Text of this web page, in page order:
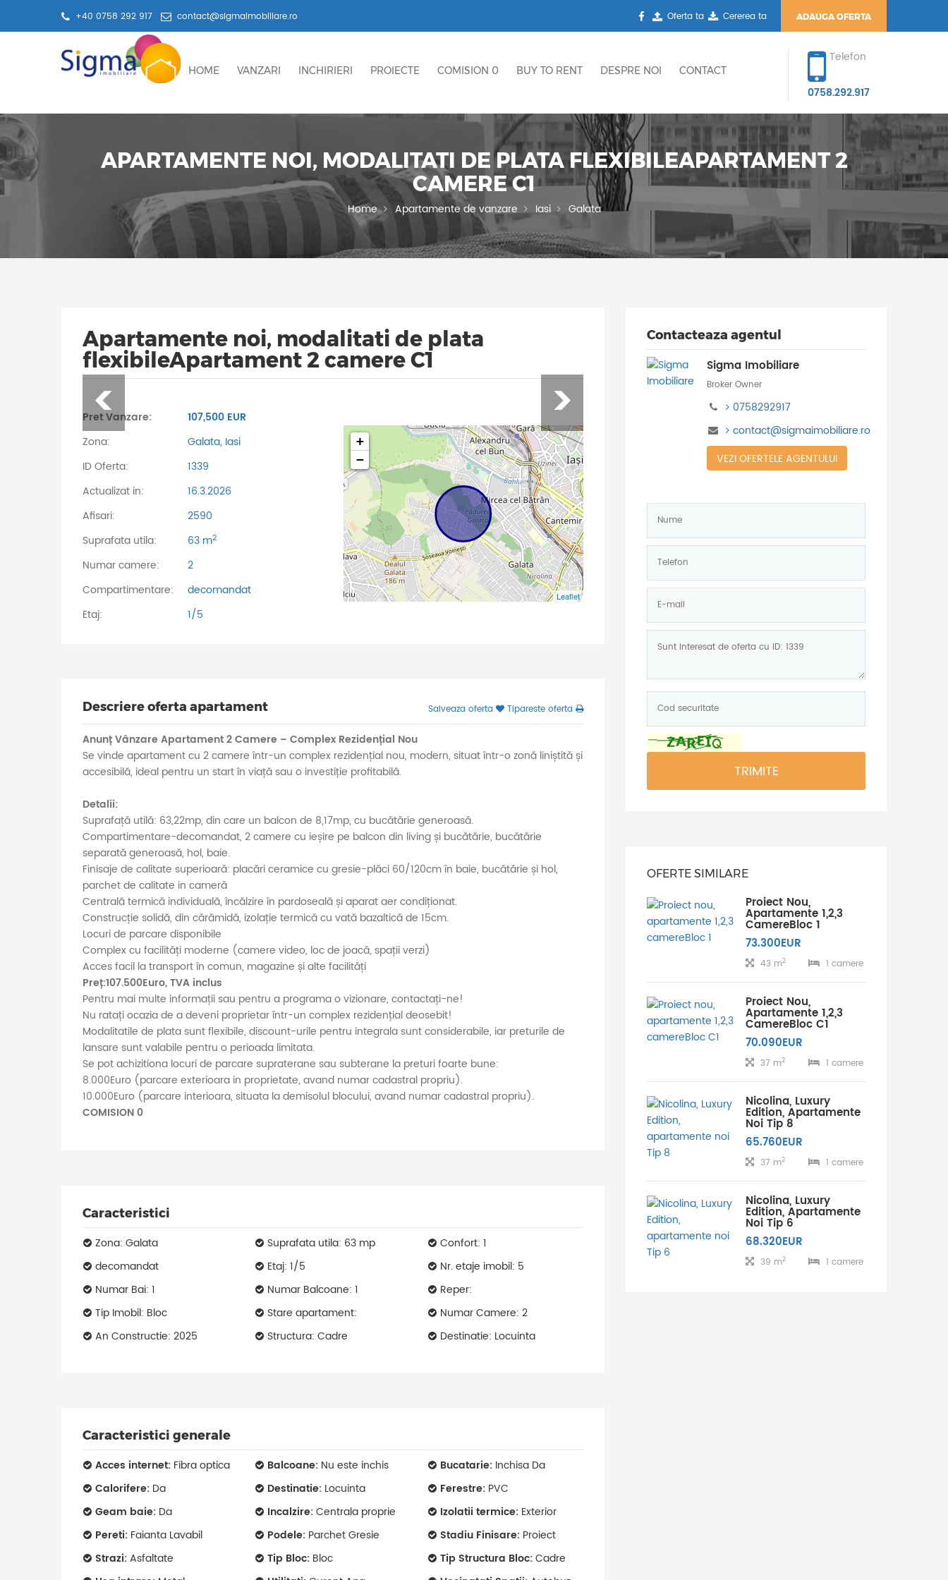
+40 0758 292 917 contact@sigmaimobiliare.ro ADAUGA OFERTA
Oferta ta Cererea ta
HOME VANZARI INCHIRIERI PROIECTE COMISION 0 BUY TO RENT DESPRE NOI CONTACT
Telefon
0758.292.917
APARTAMENTE NOI, MODALITATI DE PLATA FLEXIBILEAPARTAMENT 2
CAMERE C1
Home Apartamente de vanzare Iasi Galata
Apartamente noi, modalitati de plata
flexibileApartament 2 camere C1
Pret Vanzare:
107,500 EUR
Zona:
Galata, Iasi
ID Oferta:
1339
Actualizat in:
16.3.2026
Afisari:
2590
Suprafata utila:
63 m2
Numar camere:
2
Compartimentare:
decomandat
Etaj:
1/5
+
−
Leaflet
Descriere oferta apartament Salveaza oferta Tipareste oferta
Anunț Vânzare Apartament 2 Camere – Complex Rezidențial Nou
Se vinde apartament cu 2 camere într-un complex rezidențial nou, modern, situat într-o zonă liniștită și
accesibilă, ideal pentru un start în viață sau o investiție profitabilă.
Detalii:
Suprafață utilă: 63,22mp, din care un balcon de 8,17mp, cu bucătărie generoasă.
Compartimentare-decomandat, 2 camere cu ieșire pe balcon din living și bucătărie, bucătărie
separată generoasă, hol, baie.
Finisaje de calitate superioară: placări ceramice cu gresie-plăci 60/120cm în baie, bucătărie și hol,
parchet de calitate in cameră
Centrală termică individuală, încălzire în pardoseală și aparat aer condiționat.
Construcție solidă, din cărămidă, izolație termică cu vată bazaltică de 15cm.
Locuri de parcare disponibile
Complex cu facilități moderne (camere video, loc de joacă, spații verzi)
Acces facil la transport în comun, magazine și alte facilități
Preț:107.500Euro, TVA inclus
Pentru mai multe informații sau pentru a programa o vizionare, contactați-ne!
Nu ratați ocazia de a deveni proprietar într-un complex rezidențial deosebit!
Modalitatile de plata sunt flexibile, discount-urile pentru integrala sunt considerabile, iar preturile de
lansare sunt valabile pentru o perioada limitata.
Se pot achizitiona locuri de parcare supraterane sau subterane la preturi foarte bune:
8.000Euro (parcare exterioara in proprietate, avand numar cadastral propriu).
10.000Euro (parcare interioara, situata la demisolul blocului, avand numar cadastral propriu).
COMISION 0
Caracteristici
Zona: Galata Suprafata utila: 63 mp
Confort: 1
decomandat
Etaj: 1/5
Nr. etaje imobil: 5
Numar Bai: 1
Numar Balcoane: 1
Reper:
Tip Imobil: Bloc
Stare apartament:
Numar Camere: 2
An Constructie: 2025
Structura: Cadre Destinatie: Locuinta
Caracteristici generale
Acces internet:Fibra optica Balcoane: Nu este inchis Bucatarie:Inchisa Da
Calorifere:Da Destinatie: Locuinta Ferestre:PVC
Geam baie:Da Incalzire:Centrala proprie Izolatii termice:Exterior
Pereti:Faianta Lavabil Podele: Parchet Gresie Stadiu Finisare:Proiect
Strazi:Asfaltate Tip Bloc: Bloc Tip Structura Bloc:Cadre
Contacteaza agentul
Sigma Imobiliare
Broker Owner
0758292917
contact@sigmaimobiliare.ro
VEZI OFERTELE AGENTULUI
mail:
securitate:
*
TRIMITE
OFERTE SIMILARE
Proiect Nou,
Apartamente 1,2,3
CamereBloc 1
73.300EUR
43 m2 1 camere
Proiect Nou,
Apartamente 1,2,3
CamereBloc C1
70.090EUR
37 m2 1 camere
Nicolina, Luxury
Edition, Apartamente
Noi Tip 8
65.760EUR
37 m2 1 camere
Nicolina, Luxury
Edition, Apartamente
Noi Tip 6
68.320EUR
39 m2 1 camere